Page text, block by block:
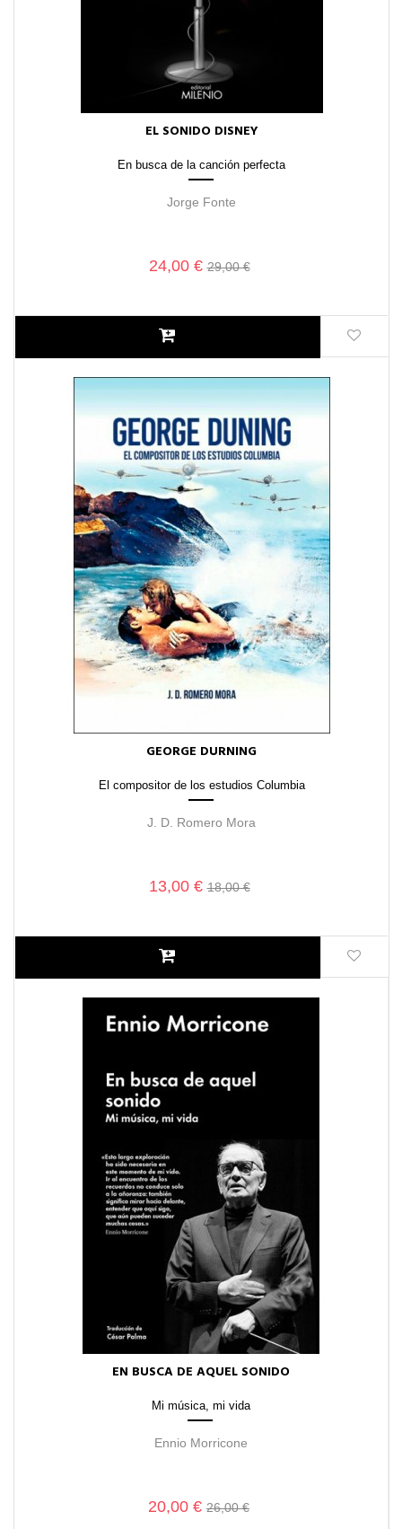
EL SONIDO DISNEY
En busca de la canción perfecta
Jorge Fonte
24,00 €29,00 €
GEORGE DURNING
El compositor de los estudios Columbia
J. D. Romero Mora
13,00 €18,00 €
EN BUSCA DE AQUEL SONIDO
Mi música, mi vida
Ennio Morricone
20,00 € 26,00 €